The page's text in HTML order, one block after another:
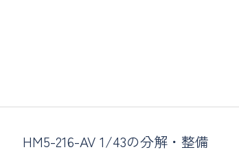
HM5-216-AV 1/43の分解・整備